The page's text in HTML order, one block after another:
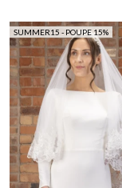
SUMMER15 - POUPE 15%